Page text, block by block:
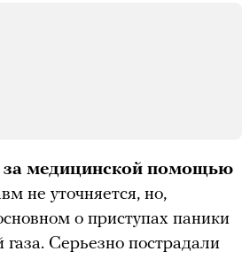
за медицинской помощью
не уточняется, но,
о приступах паники
Серьезно пострадали